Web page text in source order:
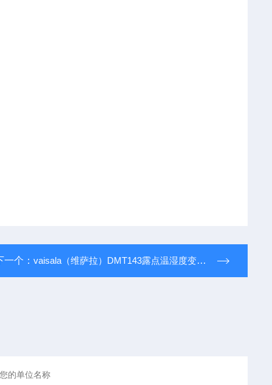
一个： vaisala（维萨拉）DMT143露点温湿度变送器